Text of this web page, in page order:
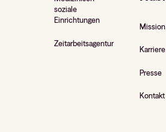
soziale
Einrichtungen
Zeitarbeitsagentur
Mission
Karriere
Presse
Kontakt